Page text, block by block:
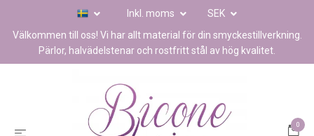
Inkl. moms
SEK
Välkommen till oss! Vi har allt material för din smyckestillverkning.
Pärlor, halvädelstenar och rostfritt stål av hög kvalitet.
0